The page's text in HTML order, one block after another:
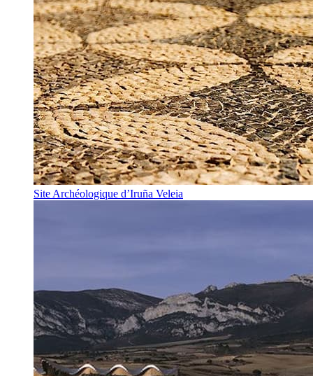
Site Archéologique d’Iruña Veleia